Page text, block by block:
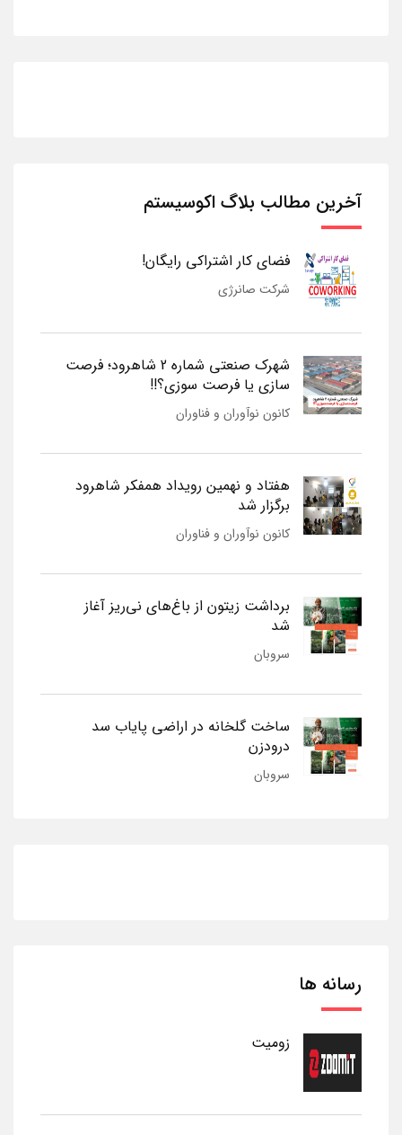
آخرین مطالب بلاگ اکوسیستم
فضای کار اشتراکی رایگان!
شرکت صانرژی
شهرک صنعتی شماره 2 شاهرود؛ فرصت
سازی یا فرصت سوزی؟!!
کانون نوآوران و فناوران
هفتاد و نهمین رویداد همفکر شاهرود
برگزار شد
کانون نوآوران و فناوران
برداشت زیتون از باغ‌های نی‌ریز آغاز
شد
سروبان
ساخت گلخانه در اراضی پایاب سد
درودزن
سروبان
رسانه ها
زومیت